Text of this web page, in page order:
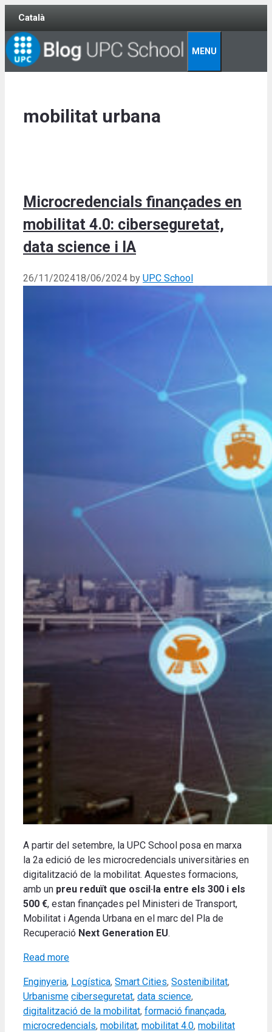
Skip
content
Català
MENU
mobilitat urbana
Microcredencials finançades en
mobilitat 4.0: ciberseguretat,
data science i IA
26/11/202418/06/2024 by UPC School
A partir del setembre, la UPC School posa en marxa
la 2a edició de les microcredencials universitàries en
digitalització de la mobilitat. Aquestes formacions,
amb un preu reduït que oscil·la entre els 300 i els
500 €, estan finançades pel Ministeri de Transport,
Mobilitat i Agenda Urbana en el marc del Pla de
Recuperació Next Generation EU.
Read more
Categories
Enginyeria, Logística, Smart Cities, Sostenibilitat,
Urbanisme Tags
ciberseguretat, data science,
digitalització de la mobilitat, formació finançada,
microcredencials, mobilitat, mobilitat 4.0, mobilitat